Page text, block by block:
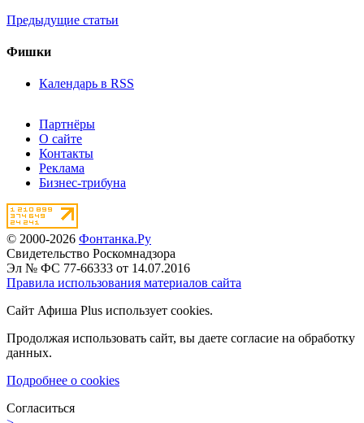
Предыдущие статьи
Фишки
Календарь в RSS
Партнёры
О сайте
Контакты
Реклама
Бизнес-трибуна
© 2000-2026 Фонтанка.Ру
Свидетельство Роскомнадзора
Эл № ФС 77-66333 от 14.07.2016
Правила использования материалов сайта
Сайт Афиша Plus использует cookies.
Продолжая использовать сайт, вы даете согласие на обработку
данных.
Подробнее о cookies
Согласиться